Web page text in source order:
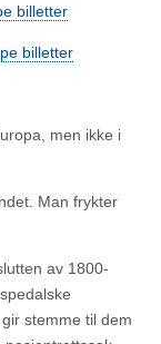
billetter
billetter
men ikke i
Man frykter
av 1800-
stemme til dem